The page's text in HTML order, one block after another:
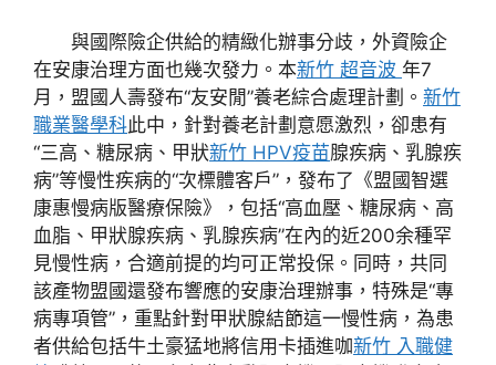
與國際險企供給的精緻化辦事分歧，外資險企
在安康治理方面也幾次發力。本新竹 超音波 年7
月，盟國人壽發布“友安閒”養老綜合處理計劃。 新竹
職業醫學科此中，針對養老計劃意愿激烈，卻患有
“三高、糖尿病、甲狀新竹 HPV疫苗腺疾病、乳腺疾
病”等慢性疾病的“次標體客戶”，發布了《盟國智選
康惠慢病版醫療保險》，包括“高血壓、糖尿病、高
血脂、甲狀腺疾病、乳腺疾病”在內的近200余種罕
見慢性病，合適前提的均可正常投保。同時，共同
該產物盟國還發布響應的安康治理辦事，特殊是“專
病專項管”，重點針對甲狀腺結節這一慢性病，為患
者供給包括牛土豪猛地將信用卡插進咖新竹 入職健